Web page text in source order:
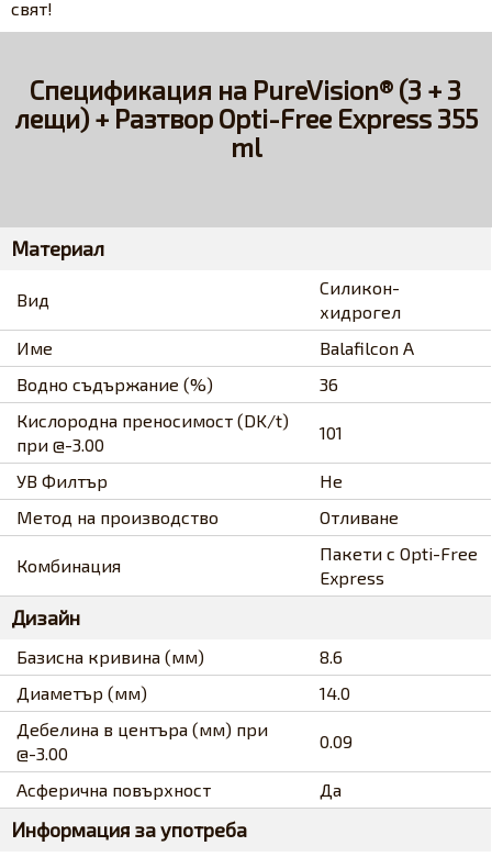
свят!
Спецификация на PureVision® (3 + 3
лещи) + Разтвор Opti-Free Express 355
ml
Материал
Вид
Силикон-
хидрогел
Име
Balafilcon A
Водно съдържание (%)
36
Кислородна преносимост (DK/t)
при @-3.00
101
УВ Филтър
Не
Метод на производство
Отливане
Комбинация
Пакети с Opti-Free
Express
Дизайн
Базисна кривина (мм)
8.6
Диаметър (мм)
14.0
Дебелина в центъра (мм) при
@-3.00
0.09
Асферична повърхност Да
Информация за употреба